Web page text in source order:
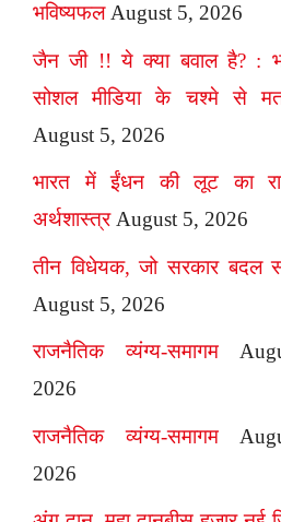
भविष्यफल August 5, 2026
जैन जी !! ये क्या बवाल है? :
सोशल मीडिया के चश्मे से
August 5, 2026
भारत में ईंधन की लूट का
अर्थशास्त्र August 5, 2026
तीन विधेयक, जो सरकार बदल
August 5, 2026
राजनैतिक व्यंग्य-समागम
2026
राजनैतिक व्यंग्य-समागम
2026